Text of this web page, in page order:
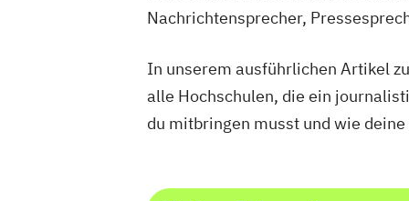
Nachrichtensprecher,
In unserem ausführlichen Artikel
alle Hochschulen, die ein
du mitbringen musst und wie